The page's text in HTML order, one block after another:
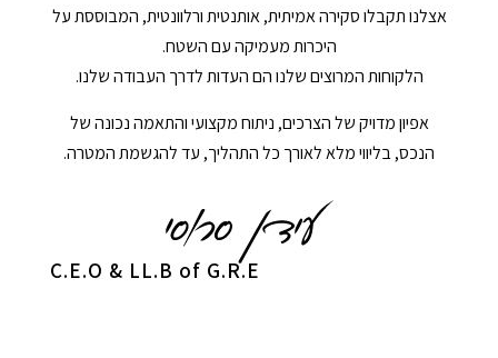
אצלנו תקבלו סקירה אמיתית, אותנטית ורלוונטית, המבוססת על
היכרות מעמיקה עם השטח.
הלקוחות המרוצים שלנו הם העדות לדרך העבודה שלנו.
אפיון מדויק של הצרכים, ניתוח מקצועי והתאמה נכונה של
הנכס, בליווי מלא לאורך כל התהליך, עד להגשמת המטרה.
C.E.O & LL.B of G.R.E